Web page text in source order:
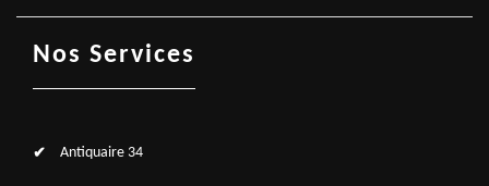
Nos Services
Antiquaire 34